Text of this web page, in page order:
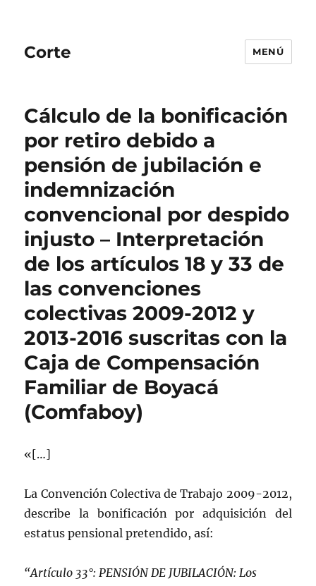
Corte MENÚ
Cálculo de la bonificación
por retiro debido a
pensión de jubilación e
indemnización
convencional por despido
injusto – Interpretación
de los artículos 18 y 33 de
las convenciones
colectivas 2009-2012 y
2013-2016 suscritas con la
Caja de Compensación
Familiar de Boyacá
(Comfaboy)
«[…]
La Convención Colectiva de Trabajo 2009-2012,
describe la bonificación por adquisición del
estatus pensional pretendido, así:
“Artículo 33°: PENSIÓN DE JUBILACIÓN: Los